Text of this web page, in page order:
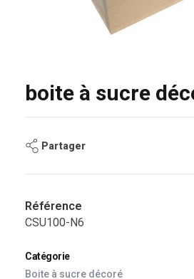
boite à sucre
Partager
Référence
CSU100-N6
Catégorie
Boite à sucre décoré